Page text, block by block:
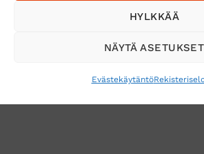
HYLKKÄÄ
NÄYTÄ ASETUKSET
Evästekäytäntö